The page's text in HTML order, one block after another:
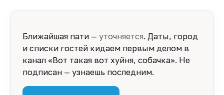
Ближайшая пати — уточняется. Даты, город
и списки гостей кидаем первым делом в
канал «Вот такая вот хуйня, собачка». Не
подписан — узнаешь последним.